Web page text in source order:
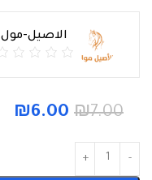
الاصيل-مول
₪7.00
₪6.00